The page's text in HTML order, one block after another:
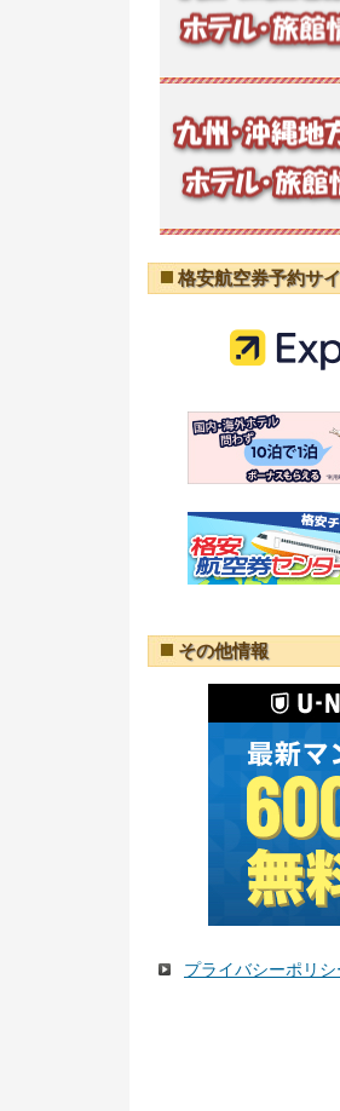
格安航空券予約サ
その他情報
プライバシーポリシ